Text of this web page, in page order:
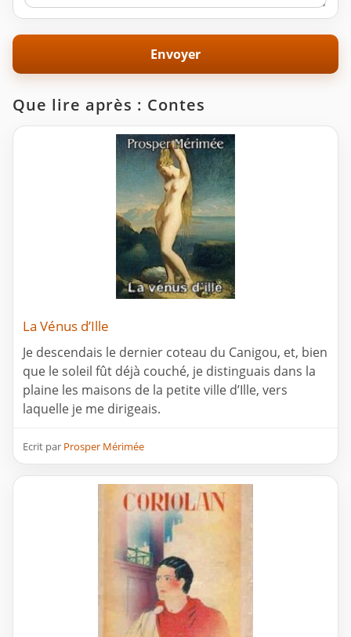
Que lire après : Contes
La Vénus d’Ille
Je descendais le dernier coteau du Canigou, et, bien
que le soleil fût déjà couché, je distinguais dans la
plaine les maisons de la petite ville d’Ille, vers
laquelle je me dirigeais.
Ecrit par Prosper Mérimée